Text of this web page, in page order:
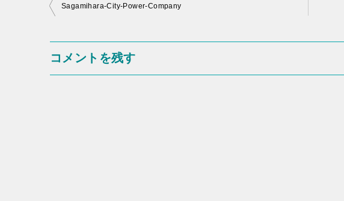
投
ナ
ビ
Sagamihara-City-Power-Company
コメントを残す